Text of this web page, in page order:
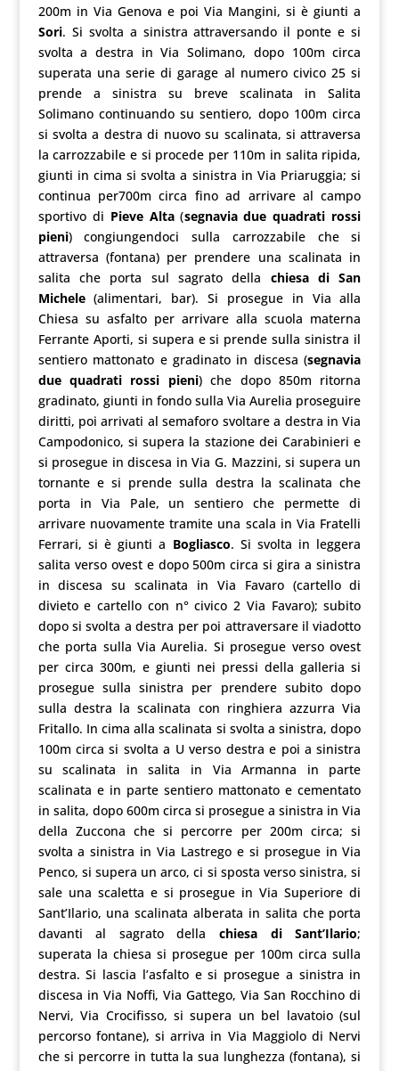
200m in Via Genova e poi Via Mangini, si è giunti a
Sori. Si svolta a sinistra attraversando il ponte e si
svolta a destra in Via Solimano, dopo 100m circa
superata una serie di garage al numero civico 25 si
prende a sinistra su breve scalinata in Salita
Solimano continuando su sentiero, dopo 100m circa
si svolta a destra di nuovo su scalinata, si attraversa
la carrozzabile e si procede per 110m in salita ripida,
giunti in cima si svolta a sinistra in Via Priaruggia; si
continua per700m circa fino ad arrivare al campo
sportivo di Pieve Alta(segnavia due quadrati rossi
pieni) congiungendoci sulla carrozzabile che si
attraversa (fontana) per prendere una scalinata in
salita che porta sul sagrato della chiesa di San
Michele(alimentari, bar). Si prosegue in Via alla
Chiesa su asfalto per arrivare alla scuola materna
Ferrante Aporti, si supera e si prende sulla sinistra il
sentiero mattonato e gradinato in discesa (segnavia
due quadrati rossi pieni) che dopo 850m ritorna
gradinato, giunti in fondo sulla Via Aurelia proseguire
diritti, poi arrivati al semaforo svoltare a destra in Via
Campodonico, si supera la stazione dei Carabinieri e
si prosegue in discesa in Via G. Mazzini, si supera un
tornante e si prende sulla destra la scalinata che
porta in Via Pale, un sentiero che permette di
arrivare nuovamente tramite una scala in Via Fratelli
Ferrari, si è giunti a Bogliasco. Si svolta in leggera
salita verso ovest e dopo 500m circa si gira a sinistra
in discesa su scalinata in Via Favaro (cartello di
divieto e cartello con n° civico 2 Via Favaro); subito
dopo si svolta a destra per poi attraversare il viadotto
che porta sulla Via Aurelia. Si prosegue verso ovest
per circa 300m, e giunti nei pressi della galleria si
prosegue sulla sinistra per prendere subito dopo
sulla destra la scalinata con ringhiera azzurra Via
Fritallo. In cima alla scalinata si svolta a sinistra, dopo
100m circa si svolta a U verso destra e poi a sinistra
su scalinata in salita in Via Armanna in parte
scalinata e in parte sentiero mattonato e cementato
in salita, dopo 600m circa si prosegue a sinistra in Via
della Zuccona che si percorre per 200m circa; si
svolta a sinistra in Via Lastrego e si prosegue in Via
Penco, si supera un arco, ci si sposta verso sinistra, si
sale una scaletta e si prosegue in Via Superiore di
Sant’Ilario, una scalinata alberata in salita che porta
davanti al sagrato dellachiesa di Sant’Ilario;
superata la chiesa si prosegue per 100m circa sulla
destra. Si lascia l’asfalto e si prosegue a sinistra in
discesa in Via Noffi, Via Gattego, Via San Rocchino di
Nervi, Via Crocifisso, si supera un bel lavatoio (sul
percorso fontane), si arriva in Via Maggiolo di Nervi
che si percorre in tutta la sua lunghezza (fontana), si